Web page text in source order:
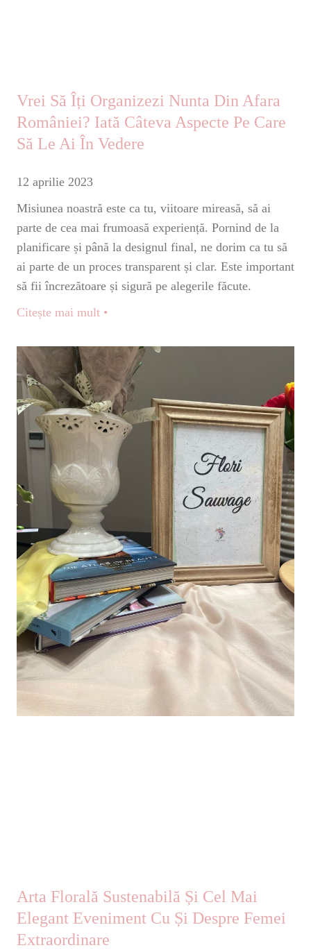
Vrei Să Îți Organizezi Nunta Din Afara
României? Iată Câteva Aspecte Pe Care
Să Le Ai În Vedere
12 aprilie 2023
Misiunea noastră este ca tu, viitoare mireasă, să ai
parte de cea mai frumoasă experiență. Pornind de la
planificare și până la designul final, ne dorim ca tu să
ai parte de un proces transparent și clar. Este important
să fii încrezătoare și sigură pe alegerile făcute.
Citește mai mult •
Arta Florală Sustenabilă Și Cel Mai
Elegant Eveniment Cu Și Despre Femei
Extraordinare